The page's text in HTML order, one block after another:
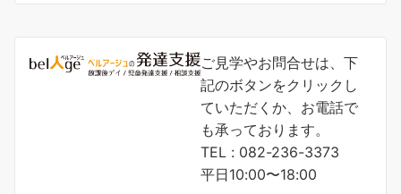
ご見学やお問合せは、下
記のボタンをクリックし
ていただくか、お電話で
も承っております。
TEL : 082-236-3373
平日10:00〜18:00